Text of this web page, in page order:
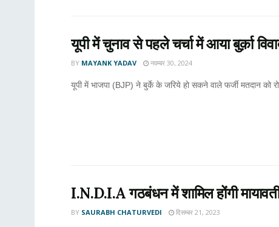
यूपी में चुनाव से पहले चर्चा में आया बुर्क़ा
BY MAYANK YADAV नवम्बर 30, 2024
यूपी में भाजपा (BJP) ने बुर्के के जरिये हो सकने वाले फर्जी मतदान को
I.N.D.I.A गठबंधन में शामिल होंगी
BY SAURABH CHATURVEDI दिसम्बर 21, 2023